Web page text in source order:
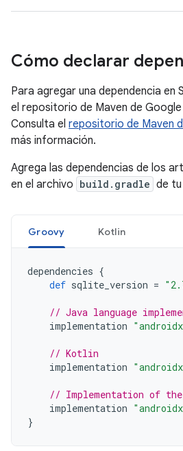
Cómo declarar
Para agregar una dependencia en
el repositorio de Maven de
Consulta el repositorio de Maven
más información.
Agrega las dependencias de los
en el archivo build.gradle de
Groovy Kotlin
dependencies {
def sqlite_version =
// Java language
implementation
// Kotlin
implementation
// Implementation of
implementation
}